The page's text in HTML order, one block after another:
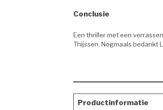
Conclusie
Een thriller met een
Thijssen. Nogmaals bedankt
Productinformatie